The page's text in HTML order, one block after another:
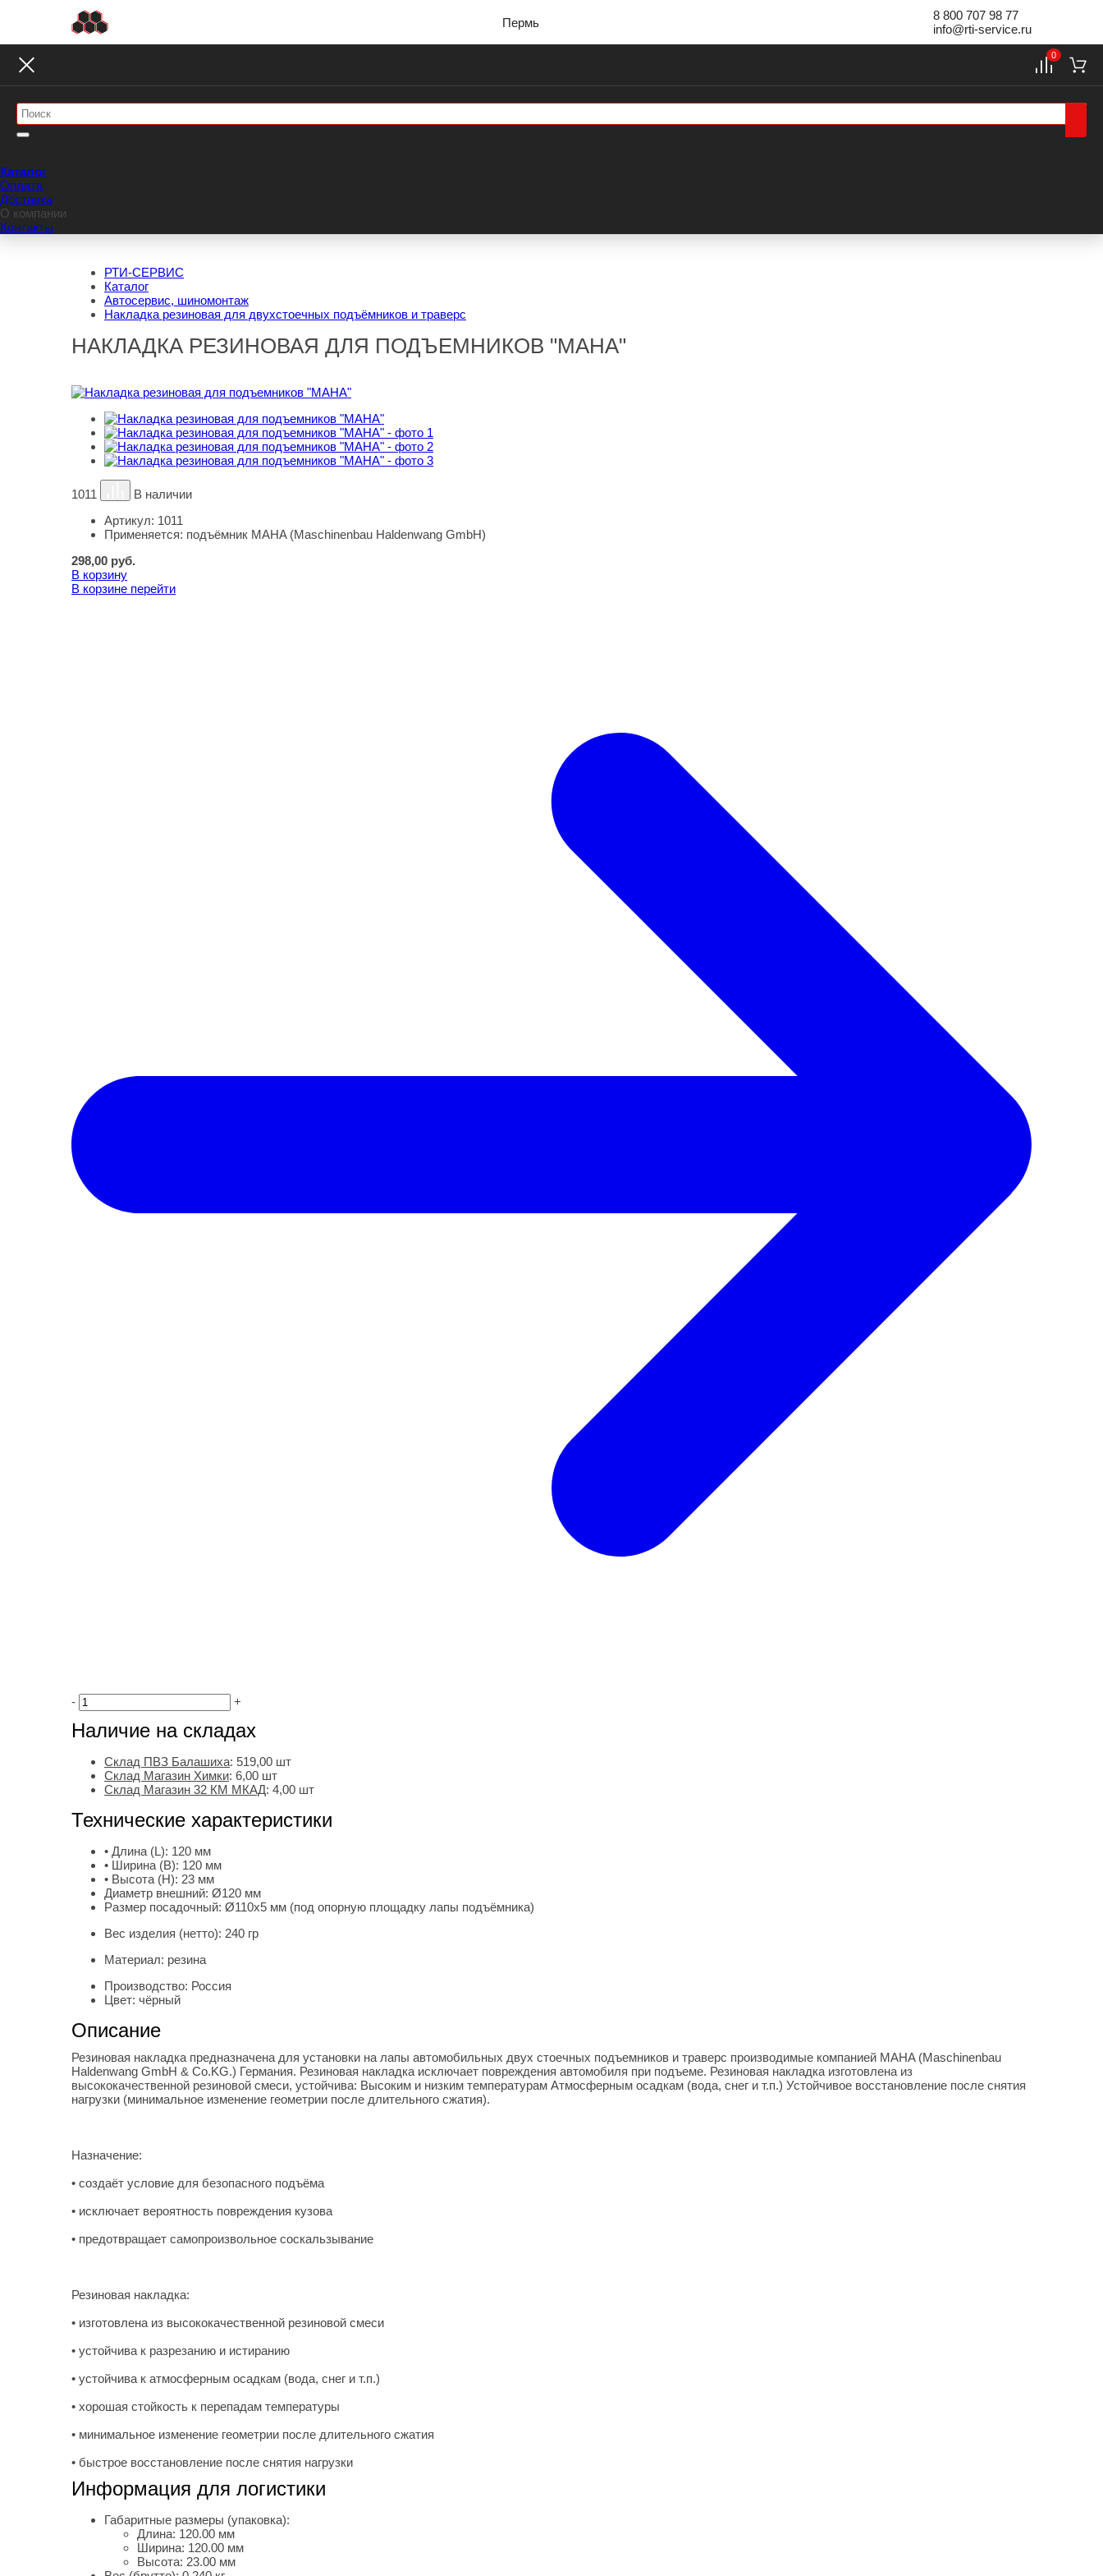
Пермь
8 800 707 98 77
info@rti-service.ru
Каталог
Оплата
Доставка
О компании
Контакты
0
РТИ-СЕРВИС
Каталог
Автосервис, шиномонтаж
Накладка резиновая для двухстоечных подъёмников и траверс
НАКЛАДКА РЕЗИНОВАЯ ДЛЯ ПОДЪЕМНИКОВ "МАНА"
1011
В наличии
Артикул: 1011
Применяется: подъёмник MAHA (Maschinenbau Haldenwang GmbH)
298,00 руб.
В корзину
В корзине перейти
- +
Наличие на складах
Склад ПВЗ Балашиха: 519,00 шт
Склад Магазин Химки: 6,00 шт
Склад Магазин 32 КМ МКАД: 4,00 шт
Технические характеристики
• Длина (L): 120 мм
• Ширина (B): 120 мм
• Высота (H): 23 мм
Диаметр внешний: Ø120 мм
Размер посадочный: Ø110х5 мм (под опорную площадку лапы подъёмника)
Вес изделия (нетто): 240 гр
Материал: резина
Производство: Россия
Цвет: чёрный
Описание
Резиновая накладка предназначена для установки на лапы автомобильных двух стоечных подъемников и траверс производимые компанией MAHA (Maschinenbau
Haldenwang GmbH & Co.KG.) Германия. Резиновая накладка исключает повреждения автомобиля при подъеме. Резиновая накладка изготовлена из
высококачественной резиновой смеси, устойчива: Высоким и низким температурам Атмосферным осадкам (вода, снег и т.п.) Устойчивое восстановление после снятия
нагрузки (минимальное изменение геометрии после длительного сжатия).
Назначение:
• создаёт условие для безопасного подъёма
• исключает вероятность повреждения кузова
• предотвращает самопроизвольное соскальзывание
Резиновая накладка:
• изготовлена из высококачественной резиновой смеси
• устойчива к разрезанию и истиранию
• устойчива к атмосферным осадкам (вода, снег и т.п.)
• хорошая стойкость к перепадам температуры
• минимальное изменение геометрии после длительного сжатия
• быстрое восстановление после снятия нагрузки
Информация для логистики
Габаритные размеры (упаковка):
Длина: 120.00 мм
Ширина: 120.00 мм
Высота: 23.00 мм